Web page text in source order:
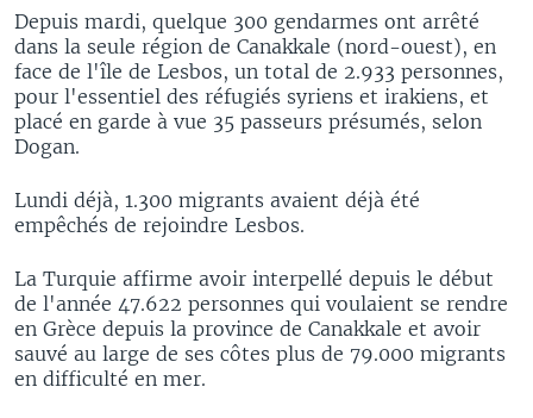
Depuis mardi, quelque 300 gendarmes ont arrêté
dans la seule région de Canakkale (nord-ouest), en
face de l'île de Lesbos, un total de 2.933 personnes,
pour l'essentiel des réfugiés syriens et irakiens, et
placé en garde à vue 35 passeurs présumés, selon
Dogan.
Lundi déjà, 1.300 migrants avaient déjà été
empêchés de rejoindre Lesbos.
La Turquie affirme avoir interpellé depuis le début
de l'année 47.622 personnes qui voulaient se rendre
en Grèce depuis la province de Canakkale et avoir
sauvé au large de ses côtes plus de 79.000 migrants
en difficulté en mer.